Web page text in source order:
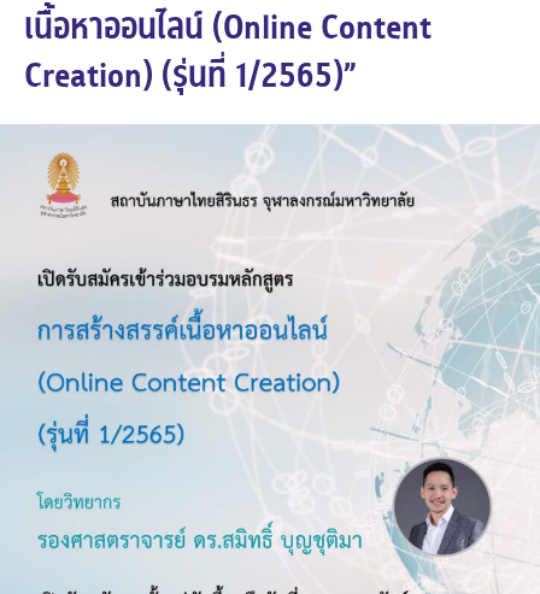
เนื้อหาออนไลน์ (Online Content
Creation) (รุ่นที่ 1/2565)”